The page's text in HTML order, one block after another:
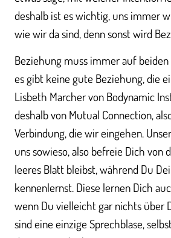
deshalb ist es wichtig, uns immer
wie wir da sind, denn sonst wird
Beziehung muss immer auf
es gibt keine gute Beziehung, die
Lisbeth Marcher von Bodynamic
deshalb von Mutual Connection,
Verbindung, die wir eingehen.
uns sowieso, also befreie Dich von
leeres Blatt bleibst, während Du
kennenlernst. Diese lernen Dich
wenn Du vielleicht gar nichts über
sind eine einzige Sprechblase,